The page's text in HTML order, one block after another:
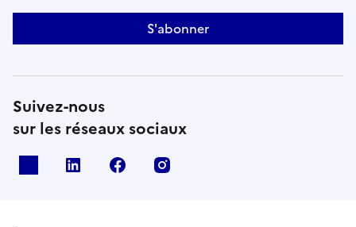
S'abonner
Suivez-nous
sur les réseaux sociaux
Linkedin Facebook